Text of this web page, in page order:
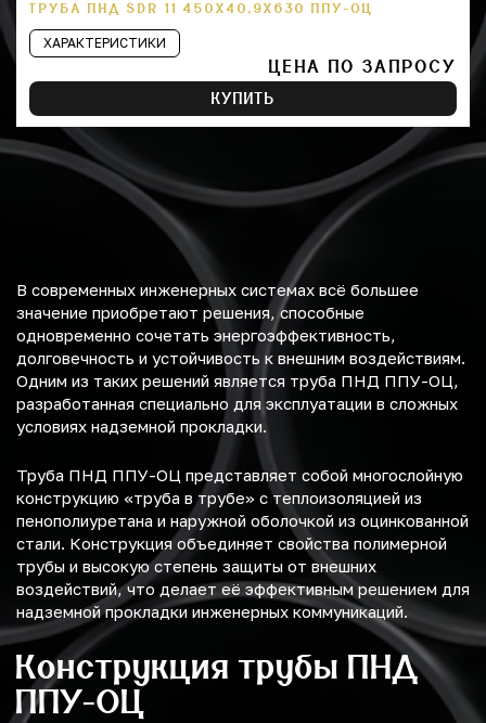
ТРУБА ПНД SDR 11 450Х40,9Х630 ППУ-ОЦ
ХАРАКТЕРИСТИКИ
ЦЕНА ПО ЗАПРОСУ
КУПИТЬ
В современных инженерных системах всё большее
значение приобретают решения, способные
одновременно сочетать энергоэффективность,
долговечность и устойчивость к внешним воздействиям.
Одним из таких решений является труба ПНД ППУ-ОЦ,
разработанная специально для эксплуатации в сложных
условиях надземной прокладки.
Труба ПНД ППУ-ОЦ представляет собой многослойную
конструкцию «труба в трубе» с теплоизоляцией из
пенополиуретана и наружной оболочкой из оцинкованной
стали. Конструкция объединяет свойства полимерной
трубы и высокую степень защиты от внешних
воздействий, что делает её эффективным решением для
надземной прокладки инженерных коммуникаций.
Конструкция трубы ПНД
ППУ-ОЦ